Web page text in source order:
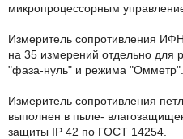
микропроцессорным
Измеритель сопротивления
на 35 измерений отдельно для
"фаза-нуль" и режима "Омметр".
Измеритель сопротивления
выполнен в пыле-
защиты IP 42 по ГОСТ 14254.